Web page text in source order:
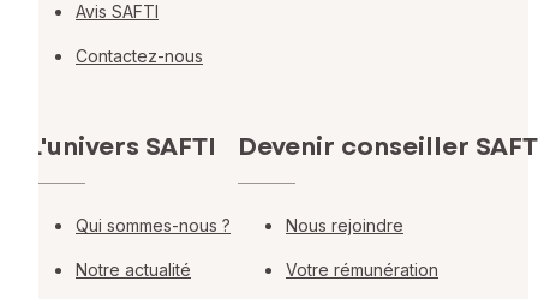
Avis SAFTI
Contactez-nous
L'univers SAFTI
Qui sommes-nous ?
Notre actualité
Devenir conseiller
Nous rejoindre
Votre rémunération